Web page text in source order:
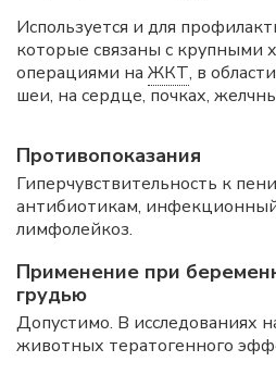
Используется и для
которые связаны с крупными
операциями на ЖКТ, в
шеи, на сердце, почках,
Противопоказания
Гиперчувствительность к
антибиотикам,
лимфолейкоз.
Применение при
грудью
Допустимо. В исследованиях
животных тератогенного